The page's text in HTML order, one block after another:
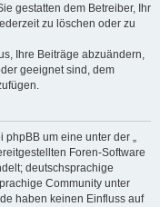
gestatten dem Betreiber, Ihr
zu löschen oder zu
Ihre Beiträge abzuändern,
geeignet sind, dem
um eine unter der „
Foren-Software
deutschsprachige
Community unter
haben keinen Einfluss auf